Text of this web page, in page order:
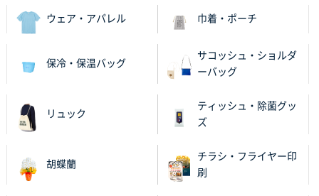
ウェア・アパレル 巾着・ポーチ
保冷・保温バッグ
サコッシュ・ショルダ
ーバッグ
リュック
ティッシュ・除菌グッ
ズ
胡蝶蘭
チラシ・フライヤー印
刷